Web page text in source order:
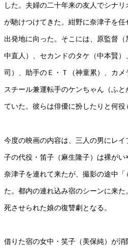
した。夫婦の二十年来の友人でシナリ
が馳けつけてきた。紺野に奈津子を
出発地に向った。そこには、原監督
中直人）、セカンドのタケ（中本賢
司）、助手のＥ・Ｔ（神童累）、カメ
スチール兼運転手のケンちゃん（ふ
ていた。彼らは俳優に扮したりと何役
今度の映画の内容は、三人の男にレ
子の代役・笛子（麻生隆子）は裸が
奈津子を連れて来たが、撮影の途中
た。都内の連れ込み宿のシーンに来
死させられた娘の復讐劇となる。
借りた宿の女中・笑子（美保純）が